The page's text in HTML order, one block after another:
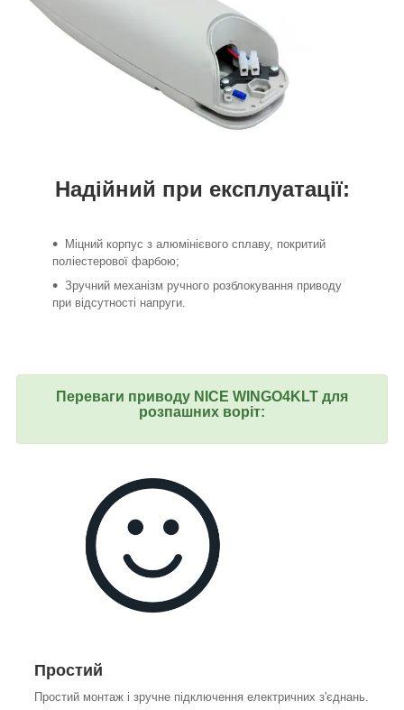
Надійний при експлуатації:
Міцний корпус з алюмінієвого сплаву, покритий
поліестерової фарбою;
Зручний механізм ручного розблокування приводу
при відсутності напруги.
Переваги приводу NICE WINGO4KLT для
розпашних воріт:
Простий
Простий монтаж і зручне підключення електричних з'єднань.